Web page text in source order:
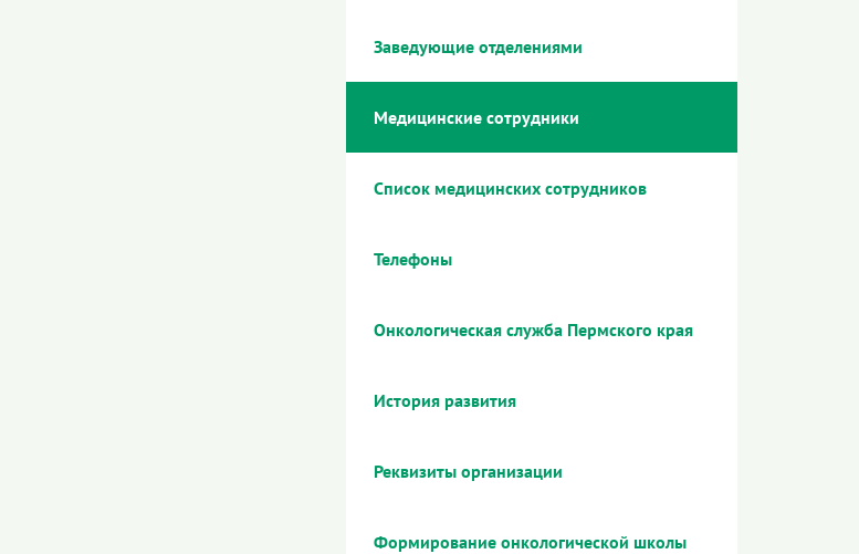
Заведующие отделениями
Медицинские сотрудники
Список медицинских сотрудников
Телефоны
Онкологическая служба Пермского края
История развития
Реквизиты организации
Формирование онкологической школы